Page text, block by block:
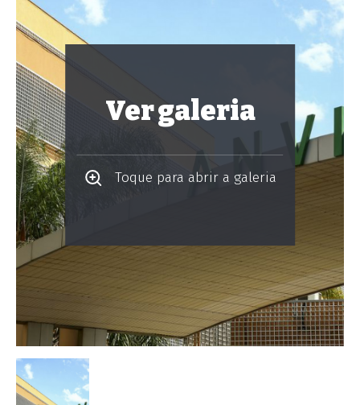
Ver galeria
Toque para abrir a galeria